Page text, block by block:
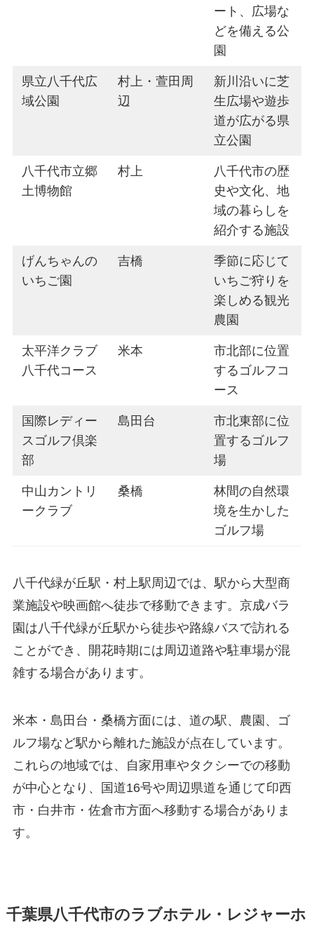
ート、広場な
どを備える公
園
県立八千代広
域公園
村上・萱田周
辺
新川沿いに芝
生広場や遊歩
道が広がる県
立公園
八千代市立郷
土博物館
村上
八千代市の歴
史や文化、地
域の暮らしを
紹介する施設
げんちゃんの
いちご園
吉橋
季節に応じて
いちご狩りを
楽しめる観光
農園
太平洋クラブ
八千代コース
米本
市北部に位置
するゴルフコ
ース
国際レディー
スゴルフ倶楽
部
島田台
市北東部に位
置するゴルフ
場
中山カントリ
ークラブ
桑橋
林間の自然環
境を生かした
ゴルフ場
八千代緑が丘駅・村上駅周辺では、駅から大型商
業施設や映画館へ徒歩で移動できます。京成バラ
園は八千代緑が丘駅から徒歩や路線バスで訪れる
ことができ、開花時期には周辺道路や駐車場が混
雑する場合があります。
米本・島田台・桑橋方面には、道の駅、農園、ゴ
ルフ場など駅から離れた施設が点在しています。
これらの地域では、自家用車やタクシーでの移動
が中心となり、国道16号や周辺県道を通じて印西
市・白井市・佐倉市方面へ移動する場合がありま
す。
千葉県八千代市のラブホテル・レジャーホ